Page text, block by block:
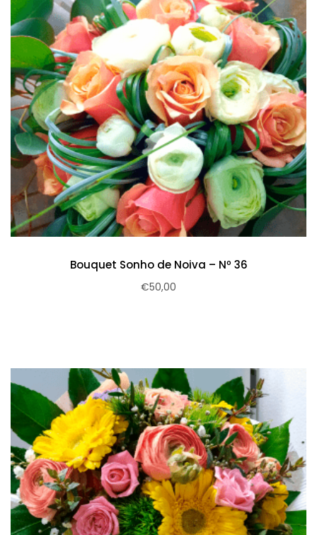
Bouquet Sonho de Noiva – Nº 36
€50,00